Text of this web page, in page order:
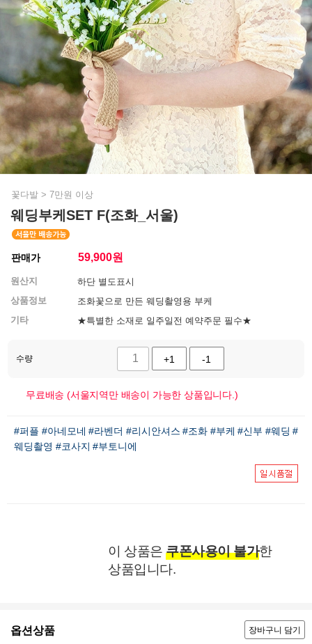
꽃다발 > 7만원 이상
웨딩부케SET F(조화_서울)
판매가 59,900원
원산지
하단 별도표시
상품정보
조화꽃으로 만든 웨딩촬영용 부케
기타
★특별한 소재로 일주일전 예약주문 필수★
수량 +1 -1
무료배송 (서울지역만 배송이 가능한 상품입니다.)
#퍼플 #아네모네 #라벤더 #리시안셔스 #조화 #부케 #신부 #웨딩 #
웨딩촬영 #코사지 #부토니에
이 상품은 쿠폰사용이 불가한
상품입니다.
옵션상품 장바구니 담기